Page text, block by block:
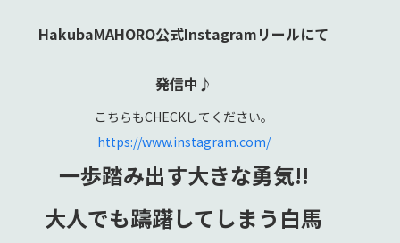
HakubaMAHORO公式Instagramリールにて
発信中♪
こちらもCHECKしてください。
https://www.instagram.com/
一歩踏み出す大きな勇気!!
大人でも躊躇してしまう白馬